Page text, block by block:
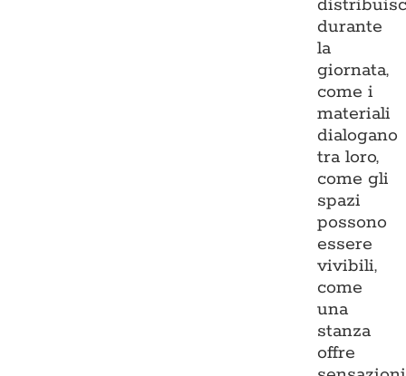
durante
la
giornata,
come i
materiali
dialogano
tra loro,
come gli
spazi
possono
essere
vivibili,
come
una
stanza
offre